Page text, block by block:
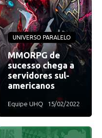
UNIVERSO PARALELO
MMORPG de
sucesso chega a
servidores sul-
americanos
Equipe UHQ 15/02/2022